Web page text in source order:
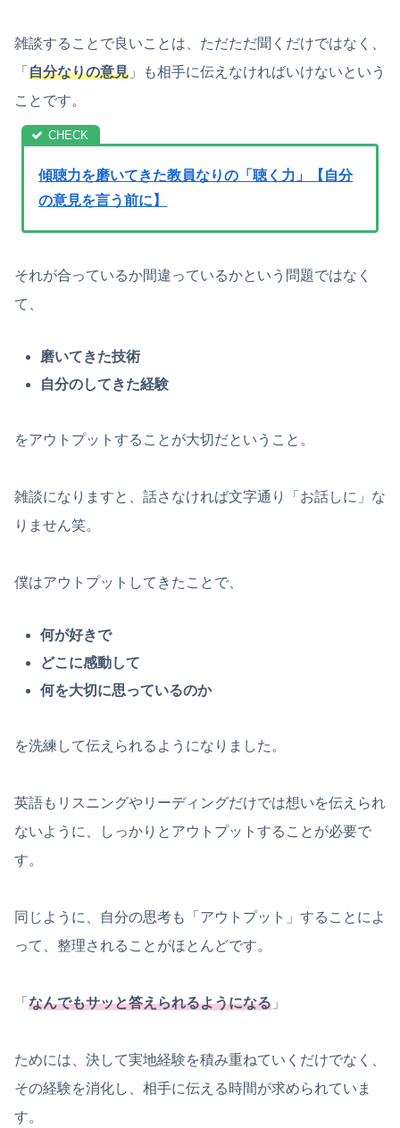
雑談することで良いことは、ただただ聞くだけではなく、
「 自分なりの意見 」も相手に伝えなければいけないという
ことです。
傾聴力を磨いてきた教員なりの「聴く力」【自分
の意見を言う前に】
それが合っているか間違っているかという問題ではなく
て、
磨いてきた技術
自分のしてきた経験
をアウトプットすることが大切だということ。
雑談になりますと、話さなければ文字通り「お話しに」な
りません笑。
僕はアウトプットしてきたことで、
何が好きで
どこに感動して
何を大切に思っているのか
を洗練して伝えられるようになりました。
英語もリスニングやリーディングだけでは想いを伝えられ
ないように、しっかりとアウトプットすることが必要で
す。
同じように、自分の思考も「アウトプット」することによ
って、整理されることがほとんどです。
「 なんでもサッと答えられるようになる 」
ためには、決して実地経験を積み重ねていくだけでなく、
その経験を消化し、相手に伝える時間が求められていま
す。